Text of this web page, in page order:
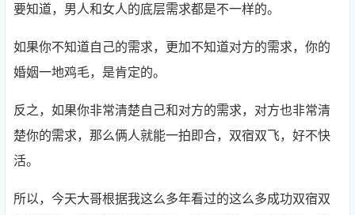
要知道，男人和女人的底层需求都是不一样的。
如果你不知道自己的需求，更加不知道对方的需求，你的
婚姻一地鸡毛，是肯定的。
反之，如果你非常清楚自己和对方的需求，对方也非常清
楚你的需求，那么俩人就能一拍即合，双宿双飞，好不快
活。
所以，今天大哥根据我这么多年看过的这么多成功双宿双